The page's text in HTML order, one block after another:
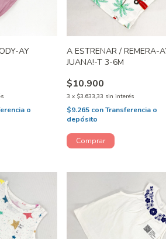
AY
o
A ESTRENAR / REMERA-
JUANA!-T 3-6M
$10.900
3 x $3.633,33 sin interés
$9.265 con Transferencia o
depósito